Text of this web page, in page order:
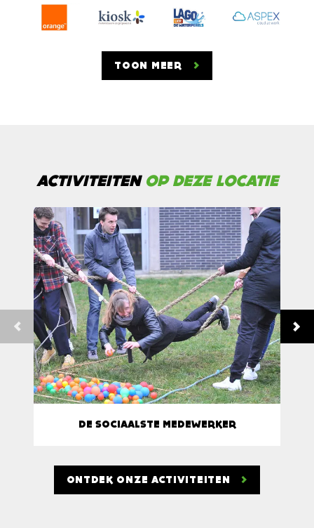
TOON MEER
ACTIVITEITEN OP DEZE LOCATIE
DE SOCIAALSTE MEDEWERKER
ONTDEK ONZE ACTIVITEITEN